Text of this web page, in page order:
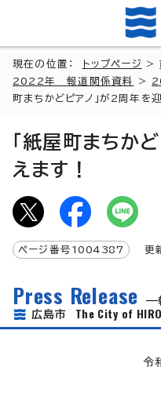
現在の位置： トップページ >
2022年 報道関係資料
>
町まちかどピアノ」が2周年を
「紙屋町まちか
えます！
ページ番号 1004387 更
Press Release
広島市 The City of
令